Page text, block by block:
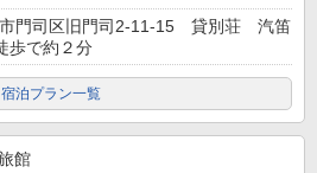
市門司区旧門司2-11-15 貸別荘 汽笛
歩で約２分
宿泊プラン一覧
館